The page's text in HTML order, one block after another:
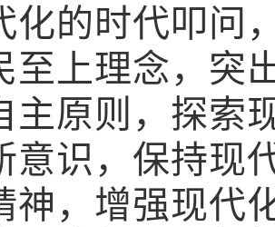
化的时代叩问
至上理念，突
主原则，探索
意识，保持现
神，增强现代